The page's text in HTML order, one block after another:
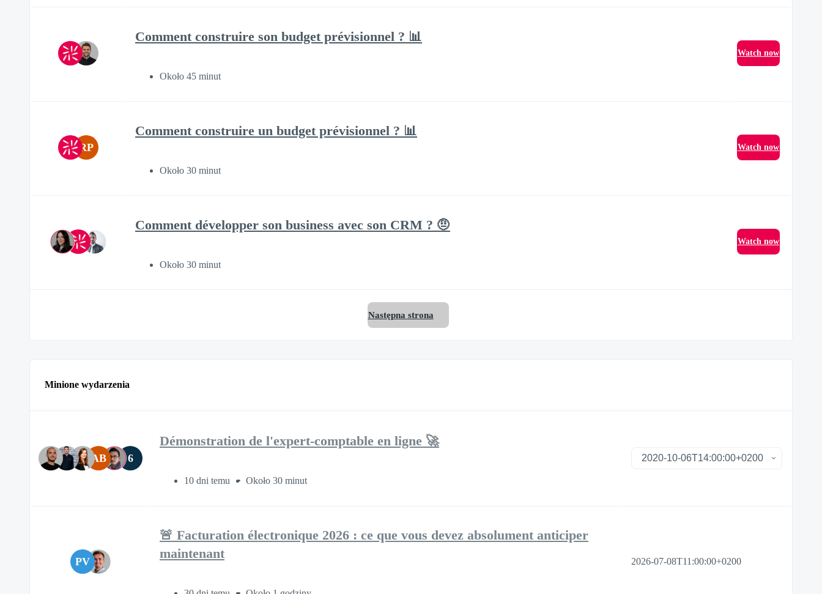
Comment construire son budget prévisionnel ? 📊
Około 45 minut
Watch now
RP
Comment construire un budget prévisionnel ? 📊
Około 30 minut
Watch now
Comment développer son business avec son CRM ? 🤨
Około 30 minut
Watch now
Następna strona
Minione wydarzenia
AB 6
Démonstration de l'expert-comptable en ligne 🚀
10 dni temu Około 30 minut
PV
🚨 Facturation électronique 2026 : ce que vous devez absolument anticiper
maintenant
2026-07-08T11:00:00+0200